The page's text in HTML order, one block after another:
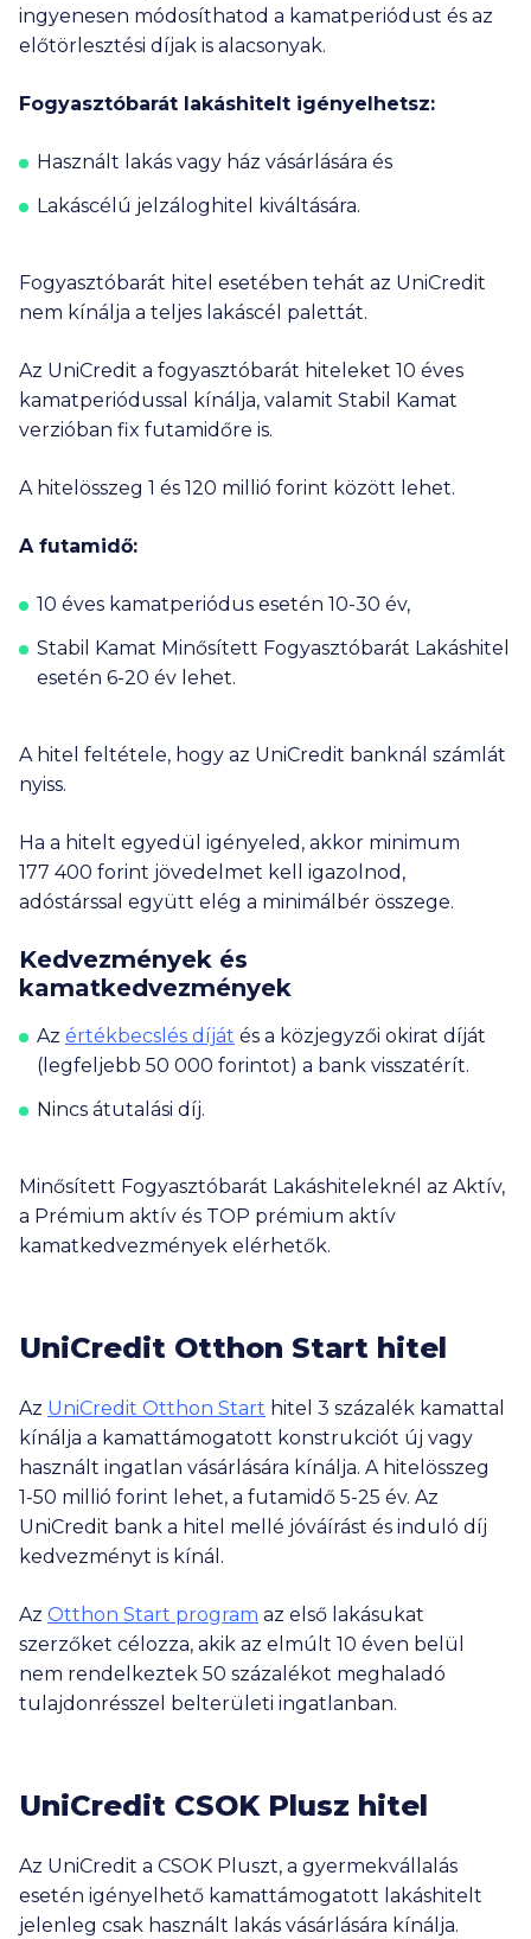
ingyenesen módosíthatod a kamatperiódust és az
előtörlesztési díjak is alacsonyak.
Fogyasztóbarát lakáshitelt igényelhetsz:
Használt lakás vagy ház vásárlására és
Lakáscélú jelzáloghitel kiváltására.
Fogyasztóbarát hitel esetében tehát az UniCredit
nem kínálja a teljes lakáscél palettát.
Az UniCredit a fogyasztóbarát hiteleket 10 éves
kamatperiódussal kínálja, valamit Stabil Kamat
verzióban fix futamidőre is.
A hitelösszeg 1 és 120 millió forint között lehet.
A futamidő:
10 éves kamatperiódus esetén 10-30 év,
Stabil Kamat Minősített Fogyasztóbarát Lakáshitel
esetén 6-20 év lehet.
A hitel feltétele, hogy az UniCredit banknál számlát
nyiss.
Ha a hitelt egyedül igényeled, akkor minimum
177 400 forint jövedelmet kell igazolnod,
adóstárssal együtt elég a minimálbér összege.
Kedvezmények és
kamatkedvezmények
Az értékbecslés díját és a közjegyzői okirat díját
(legfeljebb 50 000 forintot) a bank visszatérít.
Nincs átutalási díj.
Minősített Fogyasztóbarát Lakáshiteleknél az Aktív,
a Prémium aktív és TOP prémium aktív
kamatkedvezmények elérhetők.
UniCredit Otthon Start hitel
Az UniCredit Otthon Start hitel 3 százalék kamattal
kínálja a kamattámogatott konstrukciót új vagy
használt ingatlan vásárlására kínálja. A hitelösszeg
1-50 millió forint lehet, a futamidő 5-25 év. Az
UniCredit bank a hitel mellé jóváírást és induló díj
kedvezményt is kínál.
Az Otthon Start program az első lakásukat
szerzőket célozza, akik az elmúlt 10 éven belül
nem rendelkeztek 50 százalékot meghaladó
tulajdonrésszel belterületi ingatlanban.
UniCredit CSOK Plusz hitel
Az UniCredit a CSOK Pluszt, a gyermekvállalás
esetén igényelhető kamattámogatott lakáshitelt
jelenleg csak használt lakás vásárlására kínálja.